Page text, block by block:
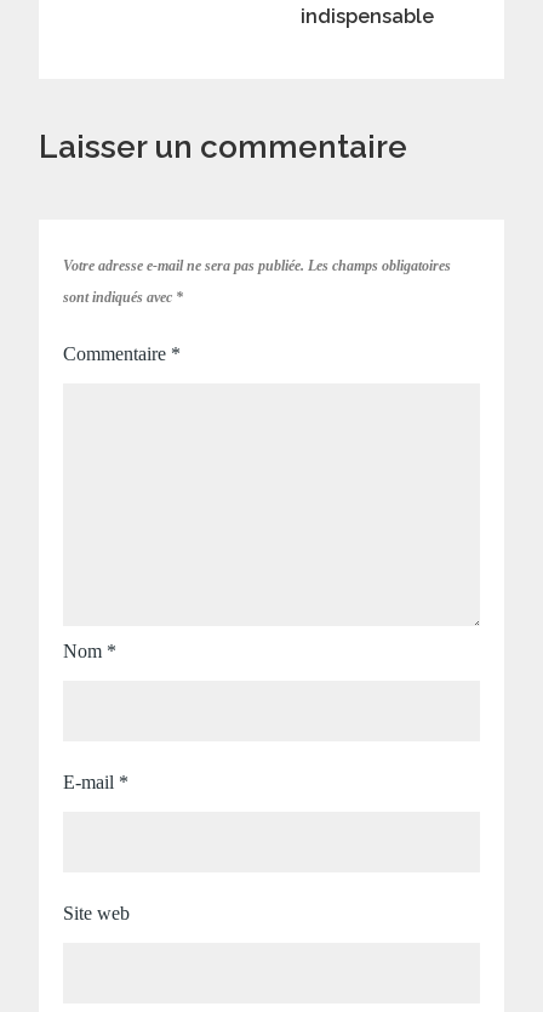
indispensable
Laisser un commentaire
Votre adresse e-mail ne sera pas publiée. Les champs obligatoires
sont indiqués avec *
Commentaire *
Nom *
E-mail *
Site web